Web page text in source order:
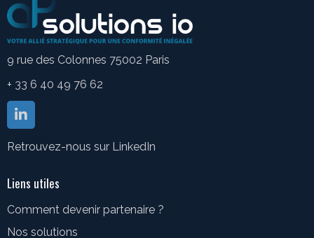
9 rue des Colonnes 75002 Paris
+ 33 6 40 49 76 62
Retrouvez-nous sur LinkedIn
Liens utiles
Comment devenir partenaire ?
Nos solutions